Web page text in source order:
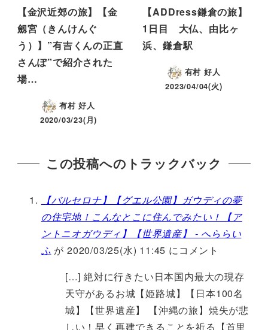
【金沢近郊の旅】【金
劔宮（きんけんぐ
う）】”有吉くんの正直
さんぽ”で紹介された
場…
有村 好人
2020/03/23(月)
【ADDress鎌倉の旅】
1日目 大仏、由比ヶ
浜、鎌倉駅
有村 好人
2023/04/04(火)
この投稿へのトラックバック
【バルセロナ】【グエル公園】ガウディの夢
の住宅地！こんなとこに住んでみたい！【ア
ントニオガウディ】【世界遺産】 - へららい
ふ が 2020/03/25(水) 11:45 にコメント
[…] 絶対に行きたい日本国内最大の現存
天守があるお城【姫路城】【日本100名
城】【世界遺産】 【沖縄の旅】焼失が悲
しい！早く再建できることを祈る【首里